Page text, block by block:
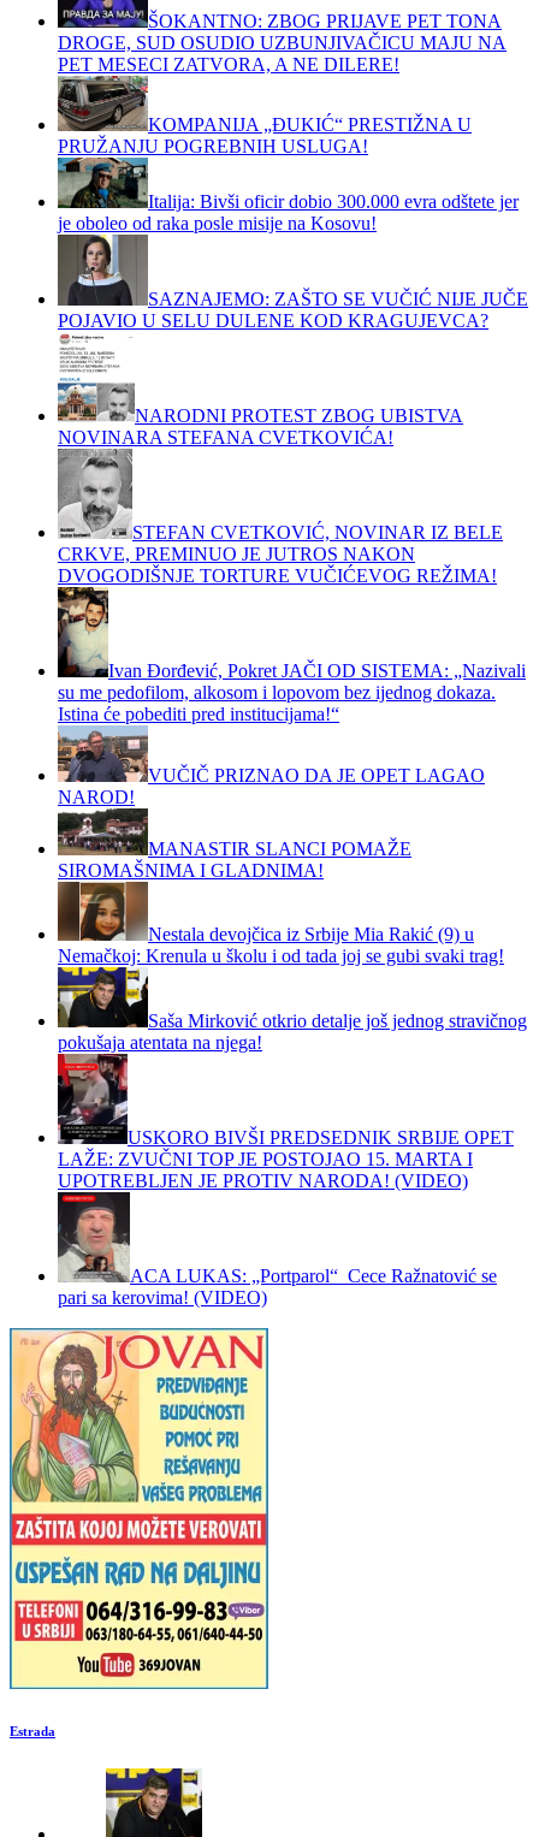
ŠOKANTNO: ZBOG PRIJAVE PET TONA
DROGE, SUD OSUDIO UZBUNJIVAČICU MAJU NA
PET MESECI ZATVORA, A NE DILERE!
KOMPANIJA „ĐUKIĆ“ PRESTIŽNA U
PRUŽANJU POGREBNIH USLUGA!
Italija: Bivši oficir dobio 300.000 evra odštete jer
je oboleo od raka posle misije na Kosovu!
SAZNAJEMO: ZAŠTO SE VUČIĆ NIJE JUČE
POJAVIO U SELU DULENE KOD KRAGUJEVCA?
NARODNI PROTEST ZBOG UBISTVA
NOVINARA STEFANA CVETKOVIĆA!
STEFAN CVETKOVIĆ, NOVINAR IZ BELE
CRKVE, PREMINUO JE JUTROS NAKON
DVOGODIŠNJE TORTURE VUČIĆEVOG REŽIMA!
Ivan Đorđević, Pokret JAČI OD SISTEMA: „Nazivali
su me pedofilom, alkosom i lopovom bez ijednog dokaza.
Istina će pobediti pred institucijama!“
VUČIČ PRIZNAO DA JE OPET LAGAO
NAROD!
MANASTIR SLANCI POMAŽE
SIROMAŠNIMA I GLADNIMA!
Nestala devojčica iz Srbije Mia Rakić (9) u
Nemačkoj: Krenula u školu i od tada joj se gubi svaki trag!
Saša Mirković otkrio detalje još jednog stravičnog
pokušaja atentata na njega!
USKORO BIVŠI PREDSEDNIK SRBIJE OPET
LAŽE: ZVUČNI TOP JE POSTOJAO 15. MARTA I
UPOTREBLJEN JE PROTIV NARODA! (VIDEO)
ACA LUKAS: „Portparol“ Cece Ražnatović se
pari sa kerovima! (VIDEO)
Estrada